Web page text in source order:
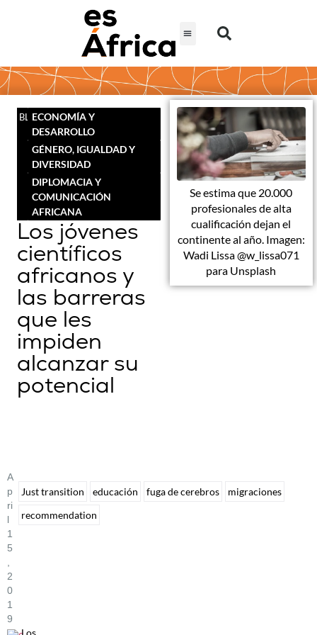
BLOGECONOMÍA Y
DESARROLLO
GÉNERO, IGUALDAD Y
DIVERSIDAD
DIPLOMACIA Y
COMUNICACIÓN
AFRICANA
Los jóvenes
científicos
africanos y
las barreras
que les
impiden
alcanzar su
potencial
Se estima que 20.000
profesionales de alta
cualificación dejan el
continente al año. Imagen:
Wadi Lissa @w_lissa071
para Unsplash
A
P
Ri
L
1
5
2
0
1
9
Just transition educación fuga de cerebros
migraciones
recommendation